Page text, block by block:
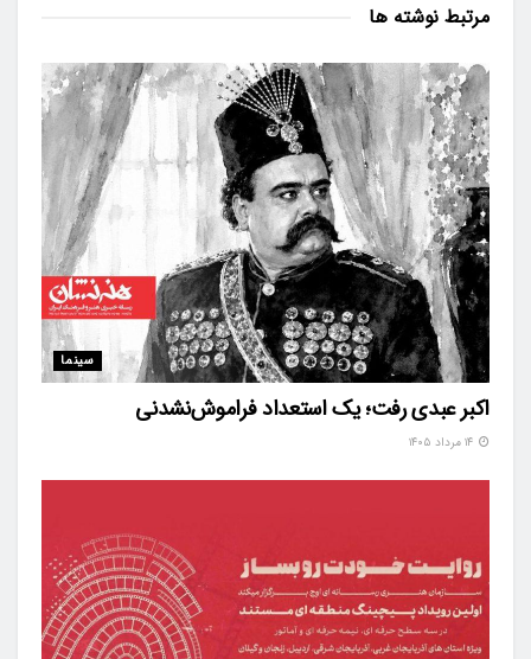
مرتبط نوشته ها
سینما
اکبر عبدی رفت؛ یک استعداد فراموش‌نشدنی